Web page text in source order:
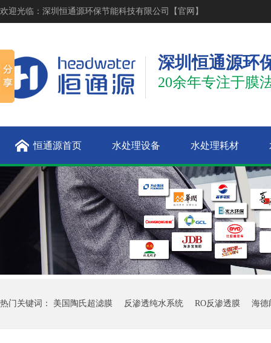
欢迎光临：深圳恒通源环保节能科技有限公司【官网】
深圳恒通源环
20余年专注于膜
恒通源首页 水处理设备 水处理耗材
热门关键词： 美国陶氏超滤膜 反渗透纯水系统 RO反渗透膜 海德